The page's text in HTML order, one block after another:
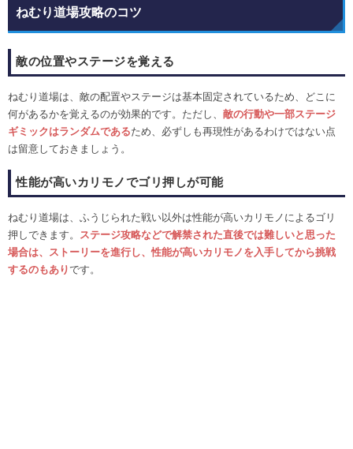
ねむり道場攻略のコツ
敵の位置やステージを覚える
ねむり道場は、敵の配置やステージは基本固定されているため、どこに
何があるかを覚えるのが効果的です。ただし、 敵の行動や一部ステージ
ギミックはランダムであるため、必ずしも再現性があるわけではない点
は留意しておきましょう。
性能が高いカリモノでゴリ押しが可能
ねむり道場は、ふうじられた戦い以外は性能が高いカリモノによるゴリ
押しできます。 ステージ攻略などで解禁された直後では難しいと思った
場合は、ストーリーを進行し、性能が高いカリモノを入手してから挑戦
するのもありです。